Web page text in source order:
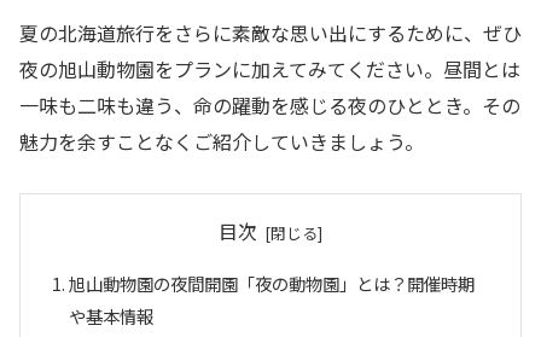
夏の北海道旅行をさらに素敵な思い出にするために、ぜひ
夜の旭山動物園をプランに加えてみてください。昼間とは
一味も二味も違う、命の躍動を感じる夜のひととき。その
魅力を余すことなくご紹介していきましょう。
目次
旭山動物園の夜間開園「夜の動物園」とは？開催時期
や基本情報